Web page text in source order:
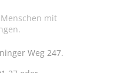
mit
Weg 247.